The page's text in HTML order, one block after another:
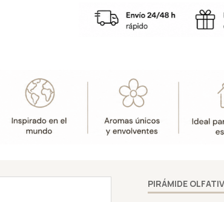
Perfume
cantidad
PIRÁMIDE